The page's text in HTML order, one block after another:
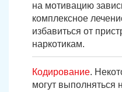
на мотивацию
комплексное
избавиться от
наркотикам.
Кодирование.
могут выполняться